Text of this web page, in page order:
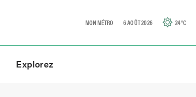
MON MÉTRO 6 AOÛT 2026 24°C
Explorez